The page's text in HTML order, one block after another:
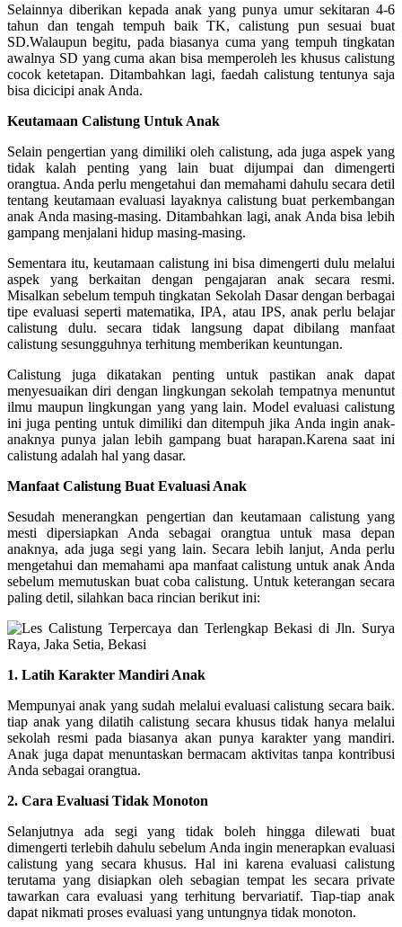
Selainnya diberikan kepada anak yang punya umur sekitaran 4-6
tahun dan tengah tempuh baik TK, calistung pun sesuai buat
SD.Walaupun begitu, pada biasanya cuma yang tempuh tingkatan
awalnya SD yang cuma akan bisa memperoleh les khusus calistung
cocok ketetapan. Ditambahkan lagi, faedah calistung tentunya saja
bisa dicicipi anak Anda.
Keutamaan Calistung Untuk Anak
Selain pengertian yang dimiliki oleh calistung, ada juga aspek yang
tidak kalah penting yang lain buat dijumpai dan dimengerti
orangtua. Anda perlu mengetahui dan memahami dahulu secara detil
tentang keutamaan evaluasi layaknya calistung buat perkembangan
anak Anda masing-masing. Ditambahkan lagi, anak Anda bisa lebih
gampang menjalani hidup masing-masing.
Sementara itu, keutamaan calistung ini bisa dimengerti dulu melalui
aspek yang berkaitan dengan pengajaran anak secara resmi.
Misalkan sebelum tempuh tingkatan Sekolah Dasar dengan berbagai
tipe evaluasi seperti matematika, IPA, atau IPS, anak perlu belajar
calistung dulu. secara tidak langsung dapat dibilang manfaat
calistung sesungguhnya terhitung memberikan keuntungan.
Calistung juga dikatakan penting untuk pastikan anak dapat
menyesuaikan diri dengan lingkungan sekolah tempatnya menuntut
ilmu maupun lingkungan yang yang lain. Model evaluasi calistung
ini juga penting untuk dimiliki dan ditempuh jika Anda ingin anak-
anaknya punya jalan lebih gampang buat harapan.Karena saat ini
calistung adalah hal yang dasar.
Manfaat Calistung Buat Evaluasi Anak
Sesudah menerangkan pengertian dan keutamaan calistung yang
mesti dipersiapkan Anda sebagai orangtua untuk masa depan
anaknya, ada juga segi yang lain. Secara lebih lanjut, Anda perlu
mengetahui dan memahami apa manfaat calistung untuk anak Anda
sebelum memutuskan buat coba calistung. Untuk keterangan secara
paling detil, silahkan baca rincian berikut ini:
1. Latih Karakter Mandiri Anak
Mempunyai anak yang sudah melalui evaluasi calistung secara baik.
tiap anak yang dilatih calistung secara khusus tidak hanya melalui
sekolah resmi pada biasanya akan punya karakter yang mandiri.
Anak juga dapat menuntaskan bermacam aktivitas tanpa kontribusi
Anda sebagai orangtua.
2. Cara Evaluasi Tidak Monoton
Selanjutnya ada segi yang tidak boleh hingga dilewati buat
dimengerti terlebih dahulu sebelum Anda ingin menerapkan evaluasi
calistung yang secara khusus. Hal ini karena evaluasi calistung
terutama yang disiapkan oleh sebagian tempat les secara private
tawarkan cara evaluasi yang terhitung bervariatif. Tiap-tiap anak
dapat nikmati proses evaluasi yang untungnya tidak monoton.